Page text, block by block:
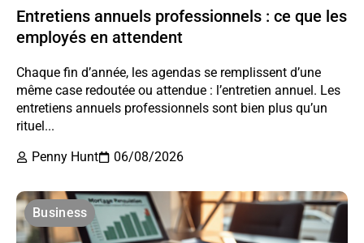
Entretiens annuels professionnels : ce que les
employés en attendent
Chaque fin d’année, les agendas se remplissent d’une
même case redoutée ou attendue : l’entretien annuel. Les
entretiens annuels professionnels sont bien plus qu’un
rituel...
Penny Hunt
06/08/2026
Business